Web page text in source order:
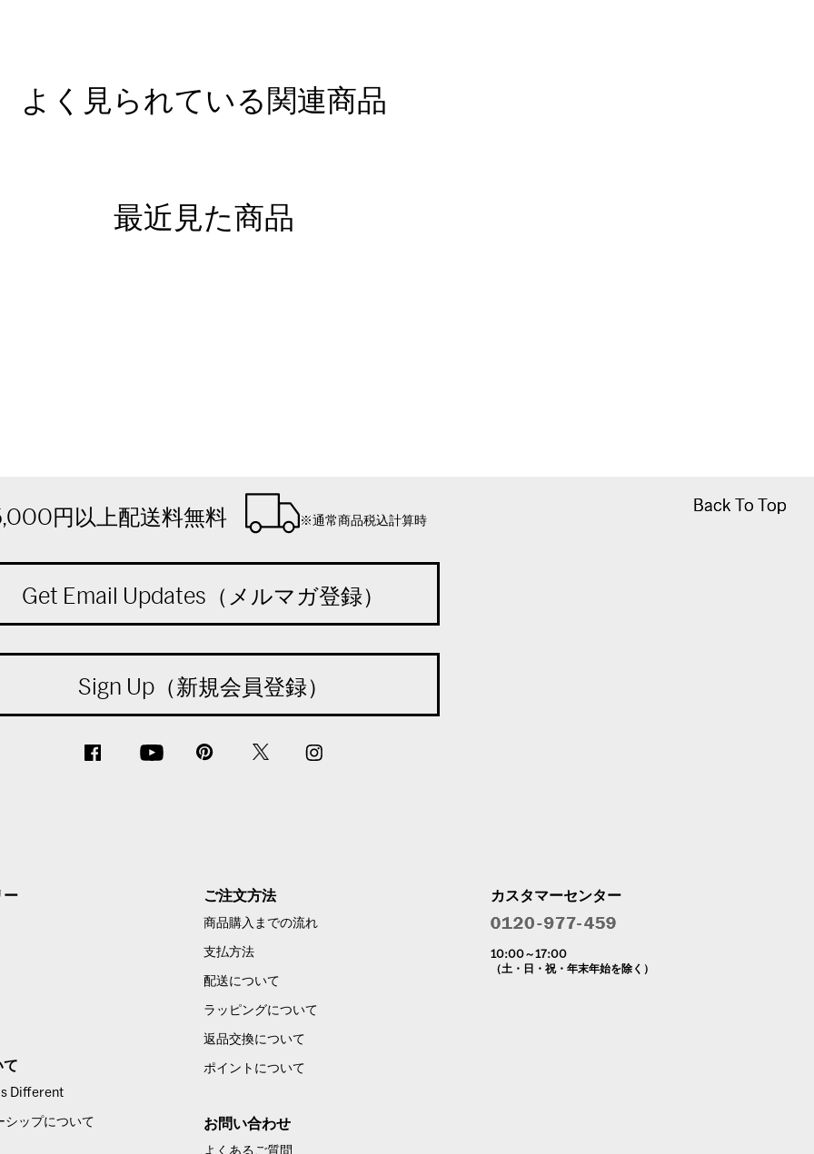
よく見られている関連商品
最近見た商品
Back To Top
Back To Top
円以上配送料無料 ※通常商品税込計算時
Get Email Updates（メルマガ登録）
Sign Up（新規会員登録）
ー
て
Different
シップについて
ご注文方法
商品購入までの流れ
支払方法
配送について
ラッピングについて
返品交換について
ポイントについて
お問い合わせ
よくあるご質問
カスタマーセンター
10:00～17:00
（土・日・祝・年末年始を除く）